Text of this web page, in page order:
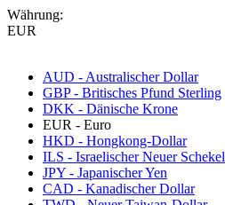
Währung:
EUR
AUD - Australischer Dollar
GBP - Britisches Pfund Sterling
DKK - Dänische Krone
EUR - Euro
HKD - Hongkong-Dollar
ILS - Israelischer Neuer Schekel
JPY - Japanischer Yen
CAD - Kanadischer Dollar